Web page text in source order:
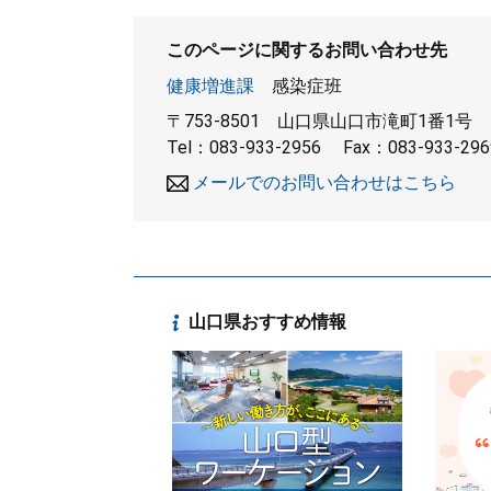
このページに関するお問い合わせ先
健康増進課
感染症班
〒753-8501
山口県山口市滝町1番1号
Tel：083-933-2956
Fax：083-933-
メールでのお問い合わせはこちら
山口県おすすめ情報